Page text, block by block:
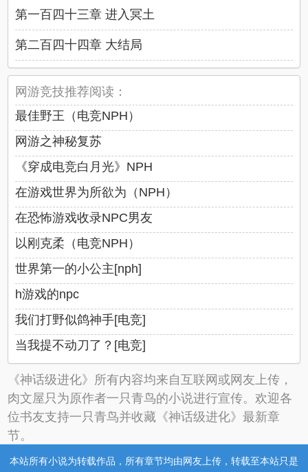
第一百四十三章 进入冥土
第二百四十四章 大结局
网游竞技推荐阅读：
最佳野王（电竞NPH）
网游之神秘复苏
《穿成电竞白月光》NPH
在游戏世界为所欲为（NPH）
在恐怖游戏收录NPC男友
以刚克柔（电竞NPH）
世界第一的小公主[nph]
h游戏的npc
我们打野似鸽神手[电竞]
当我提不动刀了？[电竞]
《神话级进化》所有内容均来自互联网或网友上传，
肉文屋只为原作者一只青鸟的小说进行宣传。欢迎各
位书友支持一只青鸟并收藏《神话级进化》最新章
节。
本站所有小说为转载作品，所有章节均由网友上传，转载至本站只是